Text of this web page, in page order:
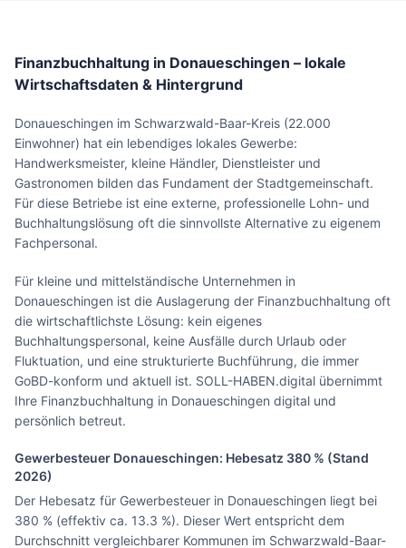
Finanzbuchhaltung in Donaueschingen – lokale
Wirtschaftsdaten & Hintergrund
Donaueschingen im Schwarzwald-Baar-Kreis (22.000
Einwohner) hat ein lebendiges lokales Gewerbe:
Handwerksmeister, kleine Händler, Dienstleister und
Gastronomen bilden das Fundament der Stadtgemeinschaft.
Für diese Betriebe ist eine externe, professionelle Lohn- und
Buchhaltungslösung oft die sinnvollste Alternative zu eigenem
Fachpersonal.
Für kleine und mittelständische Unternehmen in
Donaueschingen ist die Auslagerung der Finanzbuchhaltung oft
die wirtschaftlichste Lösung: kein eigenes
Buchhaltungspersonal, keine Ausfälle durch Urlaub oder
Fluktuation, und eine strukturierte Buchführung, die immer
GoBD-konform und aktuell ist. SOLL-HABEN.digital übernimmt
Ihre Finanzbuchhaltung in Donaueschingen digital und
persönlich betreut.
Gewerbesteuer Donaueschingen: Hebesatz 380 % (Stand
2026)
Der Hebesatz für Gewerbesteuer in Donaueschingen liegt bei
380 % (effektiv ca. 13.3 %). Dieser Wert entspricht dem
Durchschnitt vergleichbarer Kommunen im Schwarzwald-Baar-